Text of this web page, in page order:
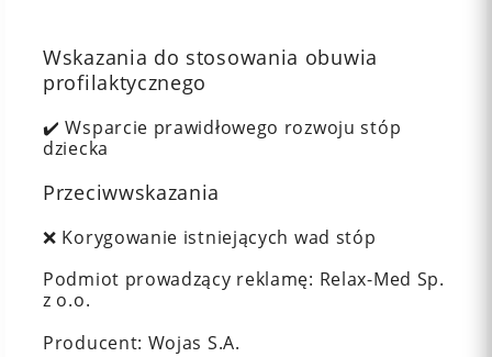
Wskazania do stosowania obuwia
profilaktycznego
✔️ Wsparcie prawidłowego rozwoju stóp
dziecka
Przeciwwskazania
❌ Korygowanie istniejących wad stóp
Podmiot prowadzący reklamę: Relax-Med Sp.
z o.o.
Producent: Wojas S.A.